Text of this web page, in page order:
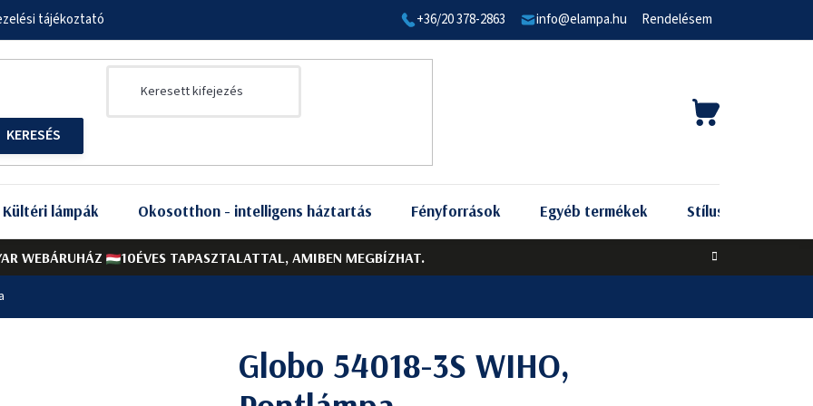
WEBÁRUHÁZ 10ÉVES TAPASZTALATTAL, AMIBEN MEGBÍZHAT.
tájékoztató +36/20 378-2863 info@elampa.hu Rendelésem
KOSÁR
Kültéri lámpák Okosotthon - intelligens háztartás Fényforrások Egyéb termékek Stílus szerint
Globo 54018-3S WIHO,